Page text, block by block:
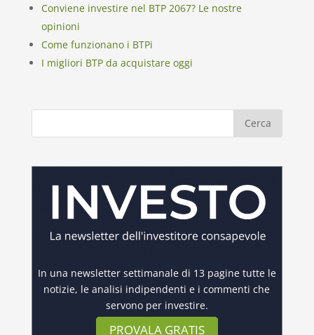
Conviene investire nel BTP 2067? Le nostre
opinioni
Come funzionano i BTPi
I migliori BTP da acquistare oggi
In una newsletter settimanale di 13 pagine tutte le
notizie, le analisi indipendenti e i commenti che
servono per investire.
PROVALA GRATIS